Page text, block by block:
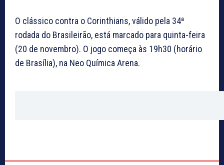
O clássico contra o Corinthians, válido pela 34ª
rodada do Brasileirão, está marcado para quinta-feira
(20 de novembro). O jogo começa às 19h30 (horário
de Brasília), na Neo Química Arena.